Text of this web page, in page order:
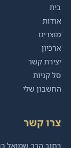
בית
אודות
מוצרים
ארכיון
יצירת קשר
סל קניות
החשבון שלי
צרו קשר
רחוב הרב שמואל